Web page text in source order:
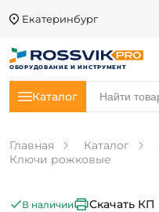
Екатеринбург
ОБОРУДОВАНИЕ И ИНСТРУМЕНТ
Каталог
Главная Каталог
Ключи рожковые
В наличии Скачать КП